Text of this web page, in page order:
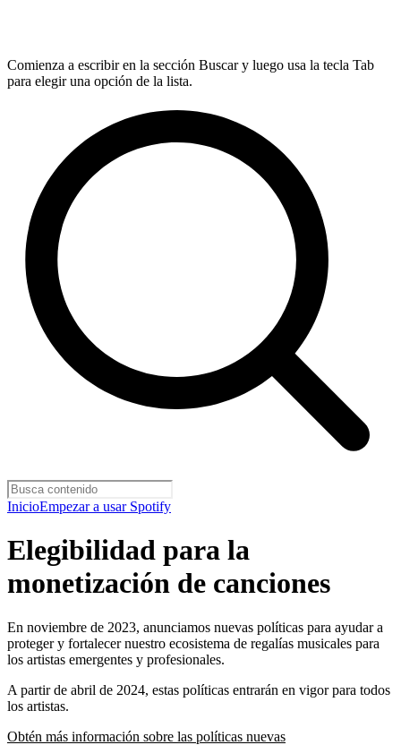
Comienza a escribir en la sección Buscar y luego usa la tecla Tab
para elegir una opción de la lista.
InicioEmpezar a usar Spotify
Elegibilidad para la
monetización de canciones
En noviembre de 2023, anunciamos nuevas políticas para ayudar a
proteger y fortalecer nuestro ecosistema de regalías musicales para
los artistas emergentes y profesionales.
A partir de abril de 2024, estas políticas entrarán en vigor para todos
los artistas.
Obtén más información sobre las políticas nuevas